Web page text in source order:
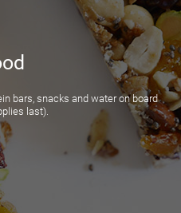
bars, snacks and water on board
last).